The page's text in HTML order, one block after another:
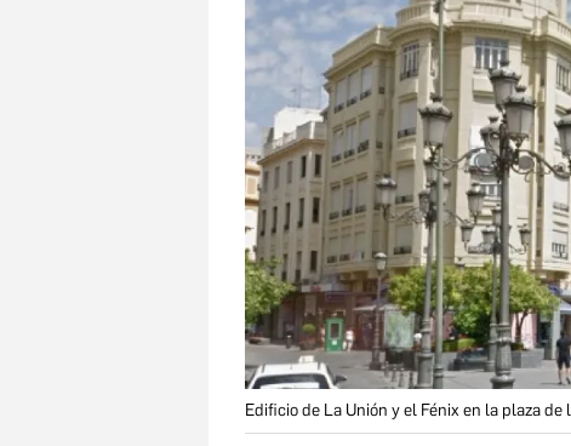
Edificio de La Unión y el Fénix en la plaza de